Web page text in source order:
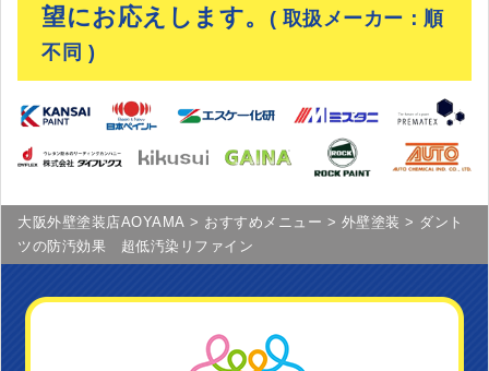
望にお応えします。
( 取扱メーカー：順
不同 )
大阪外壁塗装店AOYAMA > おすすめメニュー > 外壁塗装 > ダント
ツの防汚効果 超低汚染リファイン